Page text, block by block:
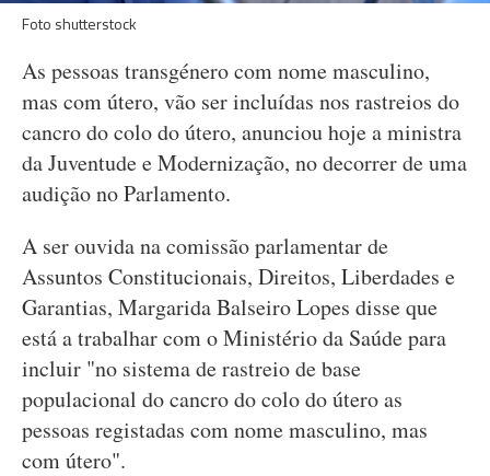
Foto shutterstock
As pessoas transgénero com nome masculino,
mas com útero, vão ser incluídas nos rastreios do
cancro do colo do útero, anunciou hoje a ministra
da Juventude e Modernização, no decorrer de uma
audição no Parlamento.
A ser ouvida na comissão parlamentar de
Assuntos Constitucionais, Direitos, Liberdades e
Garantias, Margarida Balseiro Lopes disse que
está a trabalhar com o Ministério da Saúde para
incluir "no sistema de rastreio de base
populacional do cancro do colo do útero as
pessoas registadas com nome masculino, mas
com útero".